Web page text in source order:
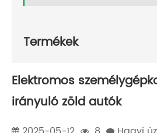
Termékek
Elektromos
irányuló zöld autók